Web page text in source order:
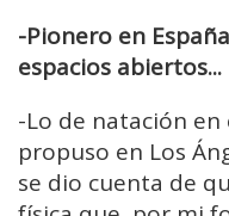
-Pionero en
espacios abiertos...
-Lo de natación
propuso en Los
se dio cuenta de